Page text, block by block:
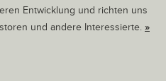
Entwicklung und richten uns
und andere Interessierte. »